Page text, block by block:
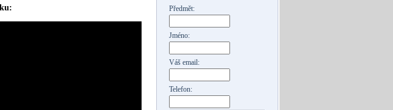
Předmět:
Jméno:
Váš email:
Telefon: